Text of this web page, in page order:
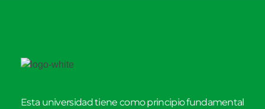
Esta universidad tiene como principio fundamental